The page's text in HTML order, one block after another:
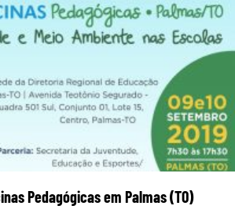
Pedagógicas em Palmas (TO)